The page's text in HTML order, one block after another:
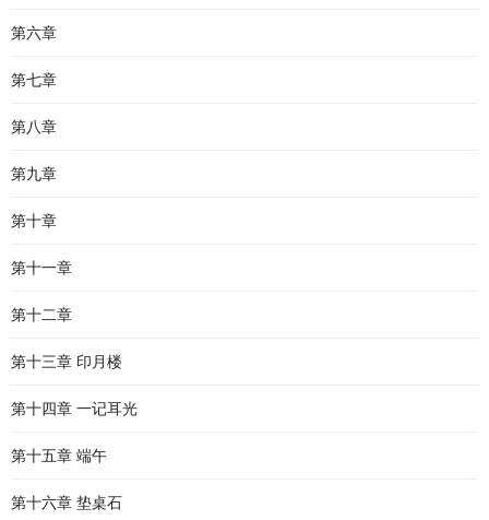
第六章
第七章
第八章
第九章
第十章
第十一章
第十二章
第十三章 印月楼
第十四章 一记耳光
第十五章 端午
第十六章 垫桌石